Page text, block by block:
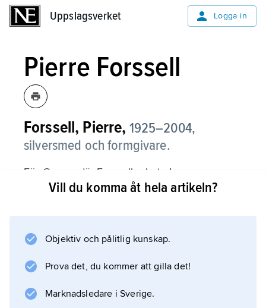
Uppslagsverket Logga in
Pierre Forssell
Forssell, Pierre, 1925–2004,
silversmed och formgivare.
För Gense, där Forssell arbetade som
formgivare 1952–64, utvecklade han bl.a.
(presenterad 1955 på H55, lanserad 1959)
Spectra
Forssell också för Skultuna, bl.a. med att
Vill du komma åt hela artikeln?
Objektiv och pålitlig kunskap.
Prova det, du kommer att gilla det!
Marknadsledare i Sverige.